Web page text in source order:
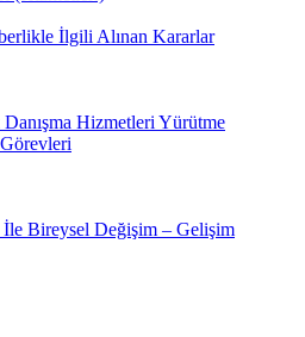
İlgili Alınan Kararlar
Hizmetleri Yürütme
Bireysel Değişim – Gelişim